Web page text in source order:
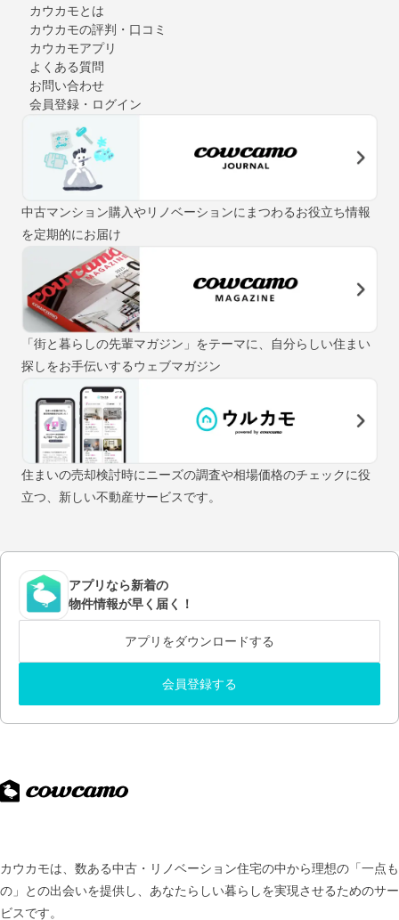
カウカモとは
カウカモの評判・口コミ
カウカモアプリ
よくある質問
お問い合わせ
会員登録・ログイン
中古マンション購入やリノベーションにまつわるお役立ち情報
を定期的にお届け
「街と暮らしの先輩マガジン」をテーマに、自分らしい住まい
探しをお手伝いするウェブマガジン
住まいの売却検討時にニーズの調査や相場価格のチェックに役
立つ、新しい不動産サービスです。
アプリなら新着の
物件情報が早く届く！
アプリをダウンロードする
会員登録する
カウカモは、数ある中古・リノベーション住宅の中から理想の「一点も
の」との出会いを提供し、 あなたらしい暮らしを実現させるためのサー
ビスです。